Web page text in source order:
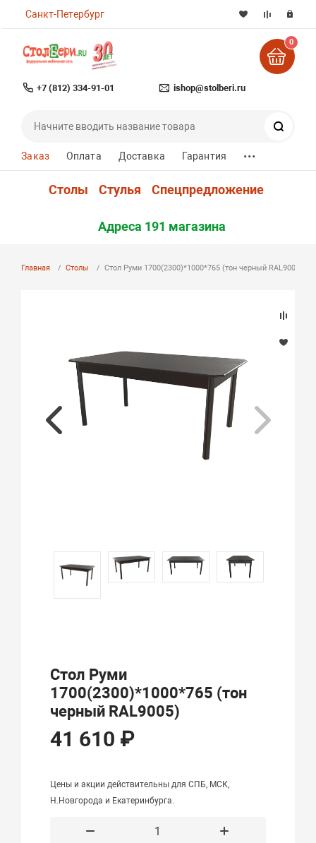
Санкт-Петербург
+7 (812) 334-91-01 ishop@stolberi.ru
0
Заказ Оплата Доставка Гарантия ...
Столы Стулья Спецпредложение
Адреса 191 магазина
Главная Столы Стол Руми 1700(2300)*1000*765 (тон черный RAL9005)
Стол Руми
1700(2300)*1000*765 (тон
черный RAL9005)
41 610 ₽
Цены и акции действительны для СПБ, МСК,
Н.Новгорода и Екатеринбурга.